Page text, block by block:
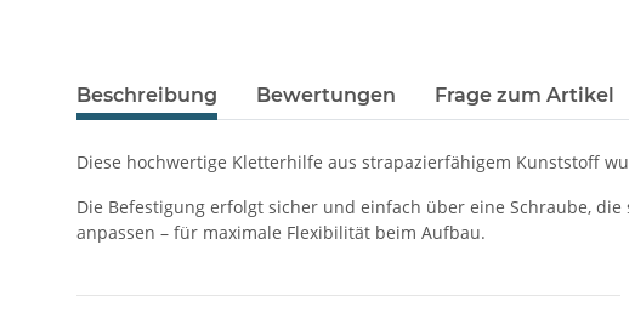
Beschreibung Bewertungen Frage zum Artikel
Diese hochwertige Kletterhilfe aus strapazierfähigem Kunststoff
Die Befestigung erfolgt sicher und einfach über eine Schraube,
anpassen – für maximale Flexibilität beim Aufbau.